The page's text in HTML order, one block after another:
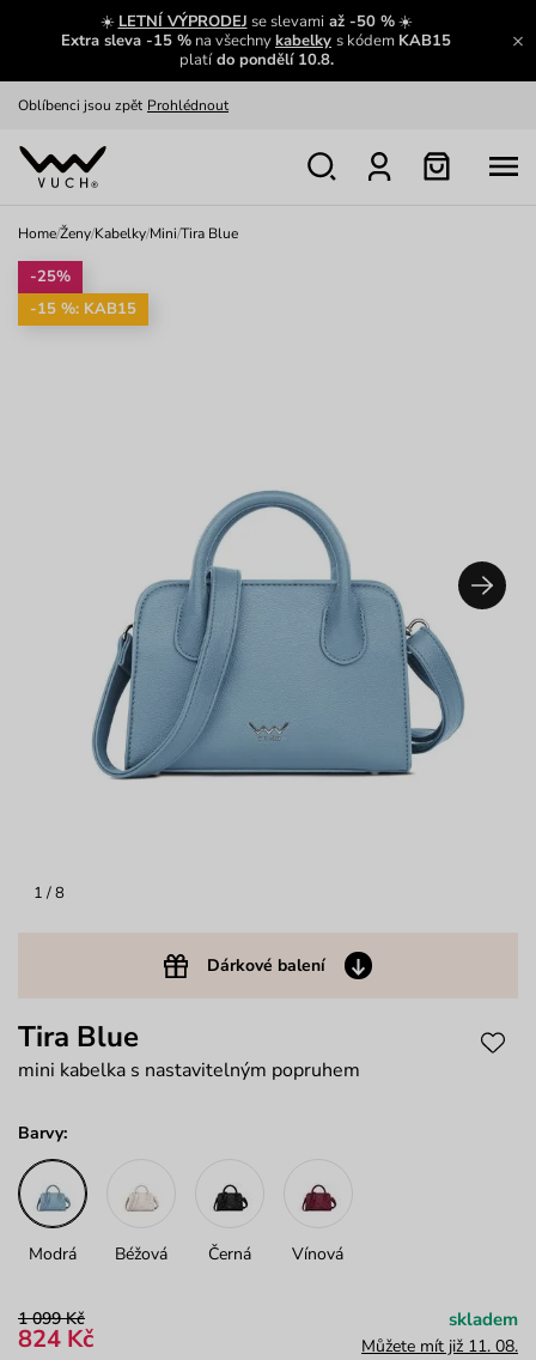
☀️ LETNÍ VÝPRODEJ se slevamiaž -50 %☀️
Extra sleva -15 % na všechnykabelky s kódem KAB15
platído pondělí 10.8.
Zajímavosti ze světa Vuch:
Zobrazit
Oblíbenci jsou zpět Prohlédnout
Nech se inspirovat
Home/Ženy/Kabelky/Mini/Tira Blue
1 / 8
Dárkové balení
-25%
-15 %: KAB15
Tira Blue
mini kabelka s nastavitelným popruhem
Barvy:
Modrá Béžová Černá Vínová
1 099 Kč
824 Kč
skladem
Můžete mít již 11. 08.